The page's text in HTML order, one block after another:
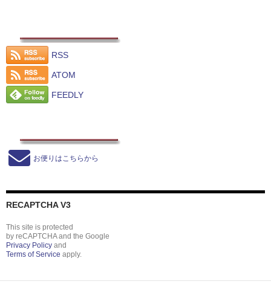
RSS
ATOM
FEEDLY
お便りはこちらから
RECAPTCHA V3
This site is protected
by reCAPTCHA and the Google
Privacy Policy and
Terms of Service apply.